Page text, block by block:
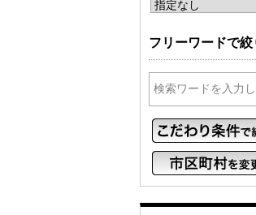
フリーワードで絞